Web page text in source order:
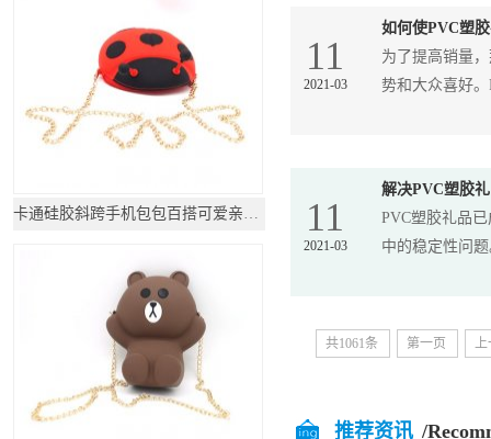
11
2021-03
如何使PVC塑
为了提高销量
势和大众喜好
11
2021-03
解决PVC塑胶
PVC塑胶礼品
中的稳定性问
共1061条 第一页 上
推荐资讯 /
卡通硅胶斜跨手机包包百搭可爱亲子时尚链条背